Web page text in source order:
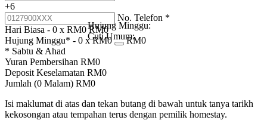
+6
No. Telefon *
Hari Biasa - 0 x RM0 RM0
Hujung Minggu* - 0 x RM0
Hujung Minggu:
Cuti Umum:RM0
* Sabtu & Ahad
Yuran Pembersihan RM0
Deposit Keselamatan RM0
Jumlah (0 Malam) RM0
Isi maklumat di atas dan tekan butang di bawah untuk tanya tarikh
kekosongan atau tempahan terus dengan pemilik homestay.